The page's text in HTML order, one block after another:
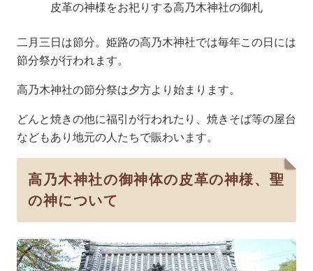
皮革の神様をお祀りする高乃木神社の御札
二月三日は節分。姫路の高乃木神社では毎年この日には
節分祭が行われます。
高乃木神社の節分祭は夕方より始まります。
どんと焼きの他に福引が行われたり、焼きそば等の屋台
などもあり地元の人たちで賑わいます。
高乃木神社の御神体の皮革の神様、聖
の神について